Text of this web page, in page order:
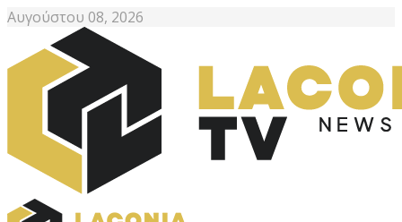
Αυγούστου 08, 2026